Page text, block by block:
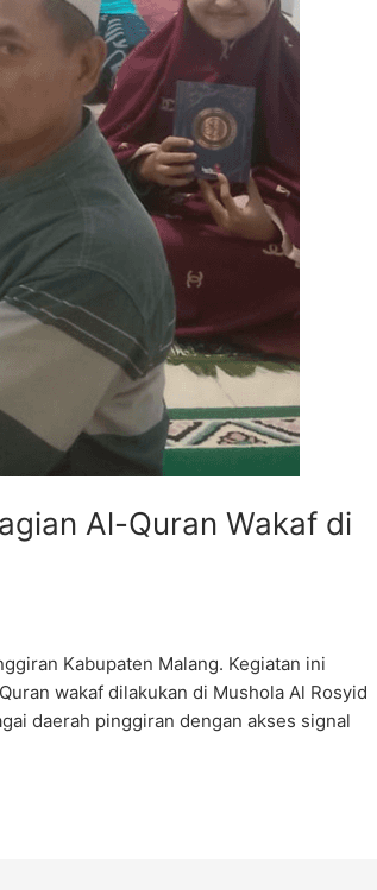
Al-Quran Wakaf di
Kabupaten Malang. Kegiatan ini
wakaf dilakukan di Mushola Al Rosyid
daerah pinggiran dengan akses signal